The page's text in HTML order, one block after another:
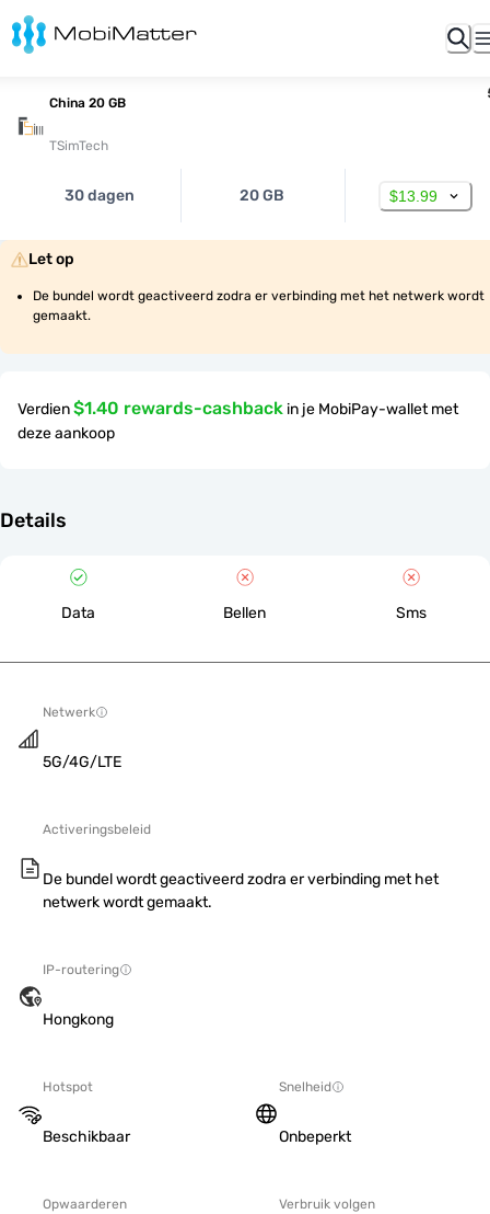
China 20 GB
TSimTech
30 dagen 20 GB $13.99
Let op
De bundel wordt geactiveerd zodra er verbinding met het netwerk wordt
gemaakt.
Verdien$1.40 rewards-cashback in je MobiPay-wallet met
deze aankoop
Details
Data Bellen Sms
Netwerk
5G/4G/LTE
Activeringsbeleid
De bundel wordt geactiveerd zodra er verbinding met het
netwerk wordt gemaakt.
IP-routering
Hongkong
Hotspot
Beschikbaar
Snelheid
Onbeperkt
Opwaarderen Verbruik volgen